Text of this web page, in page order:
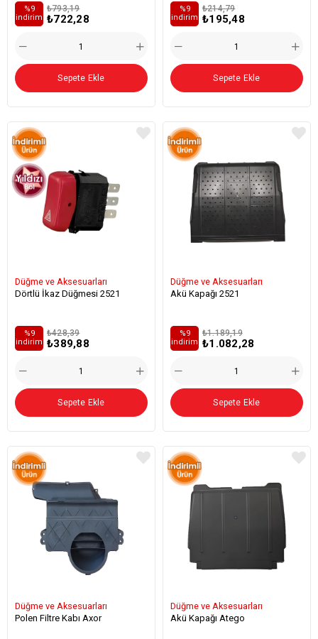
₺722,28
₺793,19
%9
i̇ndirim
Sepete Ekle
₺195,48
₺214,79
%9
i̇ndirim
Sepete Ekle
Düğme ve Aksesuarları
Dörtlü İkaz Düğmesi 2521
₺389,88
₺428,39
%9
i̇ndirim
Sepete Ekle
Düğme ve Aksesuarları
Akü Kapağı 2521
₺1.082,28
₺1.189,19
%9
i̇ndirim
Sepete Ekle
Düğme ve Aksesuarları
Polen Filtre Kabı Axor
Düğme ve Aksesuarları
Akü Kapağı Atego